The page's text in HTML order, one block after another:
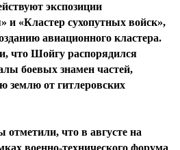
экспозиции
и «Кластер сухопутных войск»,
авиационного кластера.
что Шойгу распорядился
боевых знамен частей,
землю от гитлеровских
отметили, что в августе на
военно-технического форума